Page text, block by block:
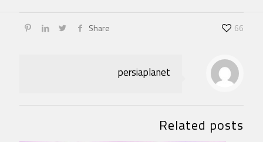
Share 66
persiaplanet
Related posts